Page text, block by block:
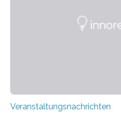
für neurologische und
Veranstaltungsnachrichten